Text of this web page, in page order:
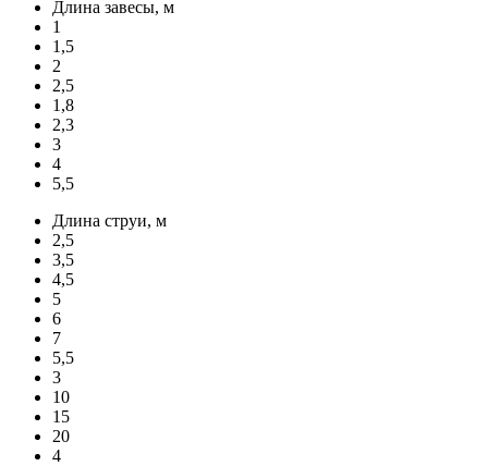
Длина завесы, м
1
1,5
2
2,5
1,8
2,3
3
4
5,5
Длина струи, м
2,5
3,5
4,5
5
6
7
5,5
3
10
15
20
4